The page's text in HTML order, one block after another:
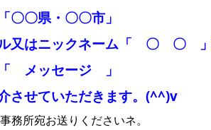
〇〇県・〇〇市」
又はニックネーム「 〇 〇 」
セージ 」
させていただきます。(^^)v
務所宛お送りくださいネ。